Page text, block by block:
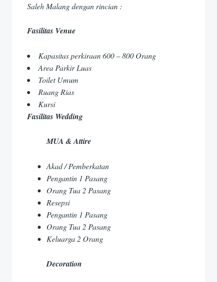
Saleh Malang dengan rincian :
Fasilitas Venue
Kapasitas perkiraan 600 – 800 Orang
Area Parkir Luas
Toilet Umum
Ruang Rias
Kursi
Fasilitas Wedding
MUA & Attire
Akad / Pemberkatan
Pengantin 1 Pasang
Orang Tua 2 Pasang
Resepsi
Pengantin 1 Pasang
Orang Tua 2 Pasang
Keluarga 2 Orang
Decoration